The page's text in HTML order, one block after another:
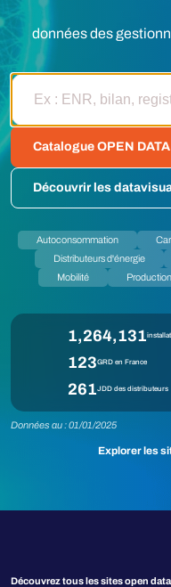
données des
Catalogue OPEN
Découvrir les
Autoconsommation
Distributeurs d'énergie
Mobilité
1,264,131
123GRD en France
261JDD des distributeurs
Données au : 01/01/2025
Explorer les
Découvrez tous les sites open